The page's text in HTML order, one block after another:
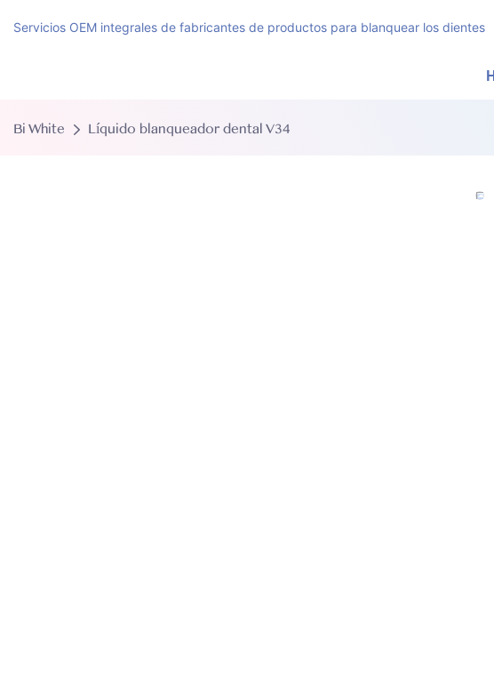
Servicios OEM integrales de fabricantes de productos para blanquear los dientes
Bi White Líquido blanqueador dental V34